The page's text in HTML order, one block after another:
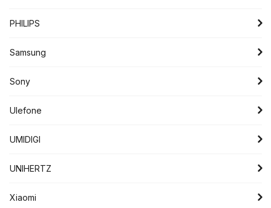
PHILIPS
Samsung
Sony
Ulefone
UMIDIGI
UNIHERTZ
Xiaomi